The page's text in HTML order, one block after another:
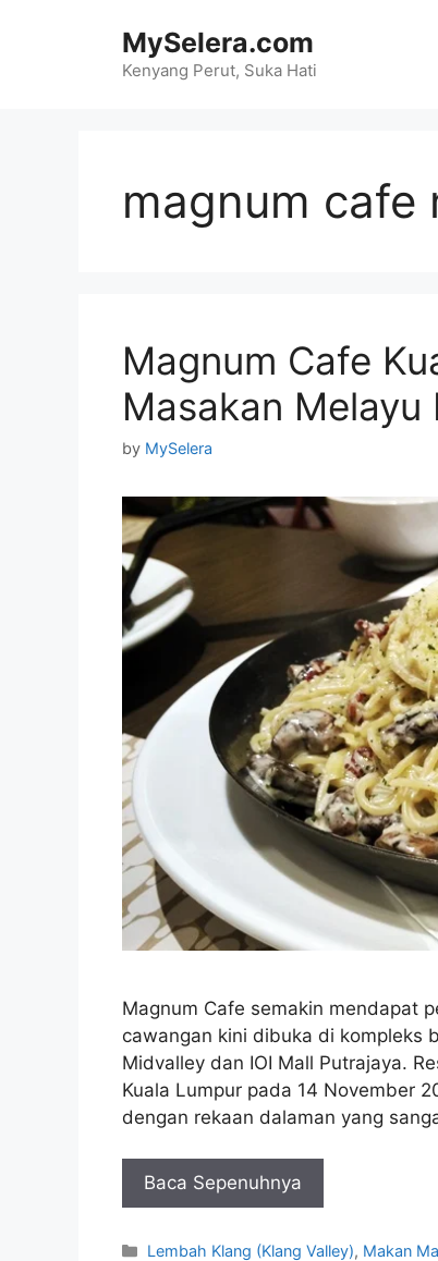
MySelera.com
Kenyang Perut, Suka Hati
magnum cafe
Magnum Cafe
Masakan Melayu
by MySelera
Magnum Cafe semakin mendapat
cawangan kini dibuka di kompleks
Midvalley dan IOI Mall Putrajaya.
Kuala Lumpur pada 14 November
dengan rekaan dalaman yang
Baca Sepenuhnya
Categories
Lembah Klang (Klang Valley), Makan